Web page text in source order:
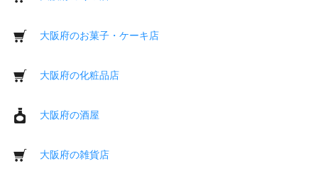
大阪府のお菓子・ケーキ店
大阪府の化粧品店
大阪府の酒屋
大阪府の雑貨店